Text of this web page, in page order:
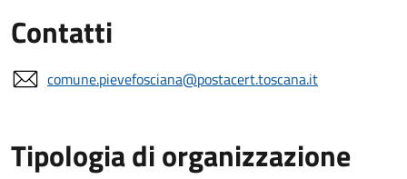
Contatti
comune.pievefosciana@postacert.toscana.it
Tipologia di organizzazione